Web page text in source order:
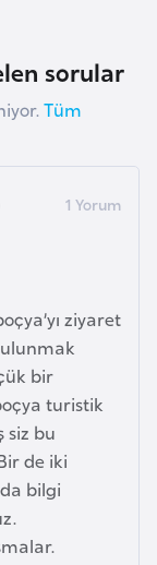
sorular
Tüm
ziyaret
bir
turistik
siz bu
de iki
bilgi